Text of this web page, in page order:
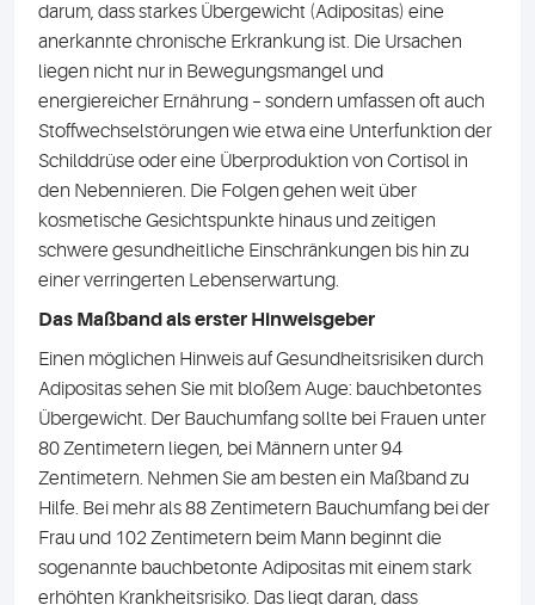
darum, dass starkes Übergewicht (Adipositas) eine
anerkannte chronische Erkrankung ist. Die Ursachen
liegen nicht nur in Bewegungsmangel und
energiereicher Ernährung – sondern umfassen oft auch
Stoffwechselstörungen wie etwa eine Unterfunktion der
Schilddrüse oder eine Überproduktion von Cortisol in
den Nebennieren. Die Folgen gehen weit über
kosmetische Gesichtspunkte hinaus und zeitigen
schwere gesundheitliche Einschränkungen bis hin zu
einer verringerten Lebenserwartung.
Das Maßband als erster Hinweisgeber
Einen möglichen Hinweis auf Gesundheitsrisiken durch
Adipositas sehen Sie mit bloßem Auge: bauchbetontes
Übergewicht. Der Bauchumfang sollte bei Frauen unter
80 Zentimetern liegen, bei Männern unter 94
Zentimetern. Nehmen Sie am besten ein Maßband zu
Hilfe. Bei mehr als 88 Zentimetern Bauchumfang bei der
Frau und 102 Zentimetern beim Mann beginnt die
sogenannte bauchbetonte Adipositas mit einem stark
erhöhten Krankheitsrisiko. Das liegt daran, dass